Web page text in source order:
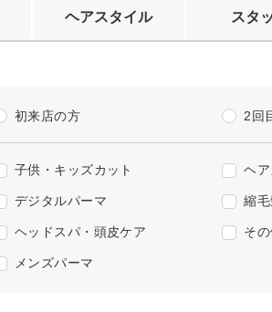
ヘアスタイル スタ
初来店の方 2回
子供・キッズカット ヘ
デジタルパーマ 縮
ヘッドスパ・頭皮ケア そ
メンズパーマ